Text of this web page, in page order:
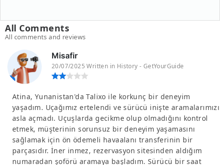
All Comments
All comments and reviews
Misafir
20/07/2025 Written in History - GetYourGuide
Atina, Yunanistan'da Talixo ile korkunç bir deneyim
yaşadım. Uçağımız ertelendi ve sürücü inişte aramalarımızı
asla açmadı. Uçuşlarda gecikme olup olmadığını kontrol
etmek, müşterinin sorunsuz bir deneyim yaşamasını
sağlamak için ön ödemeli havaalanı transferinin bir
parçasıdır. İner inmez, rezervasyon sitesinden aldığım
numaradan şoförü aramaya başladım. Sürücü bir saat